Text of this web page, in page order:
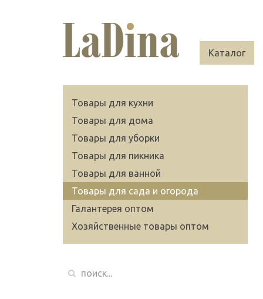
Каталог
Товары для кухни
Товары для дома
Товары для уборки
Товары для пикника
Товары для ванной
Товары для сада и огорода
Галантерея оптом
Хозяйственные товары оптом